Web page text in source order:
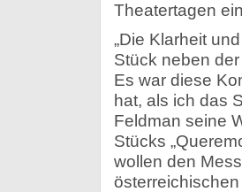
Theatertagen
„Die Klarheit
Stück neben
Es war diese
hat, als ich das
Feldman seine
Stücks
wollen den